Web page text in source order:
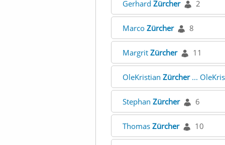
Gerhard Zürcher 2
Marco Zürcher 8
Margrit Zürcher 11
OleKristian Zürcher...
Stephan Zürcher 6
Thomas Zürcher 10